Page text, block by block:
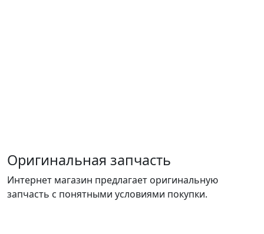
Оригинальная запчасть
Интернет магазин предлагает оригинальную
запчасть с понятными условиями покупки.